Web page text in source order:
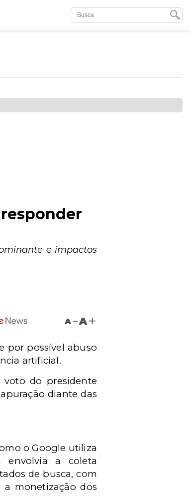
e impactos
A A
por possível abuso
artificial.
voto do presidente
diante das
o Google utiliza
envolvia a coleta
de busca, com
monetização dos